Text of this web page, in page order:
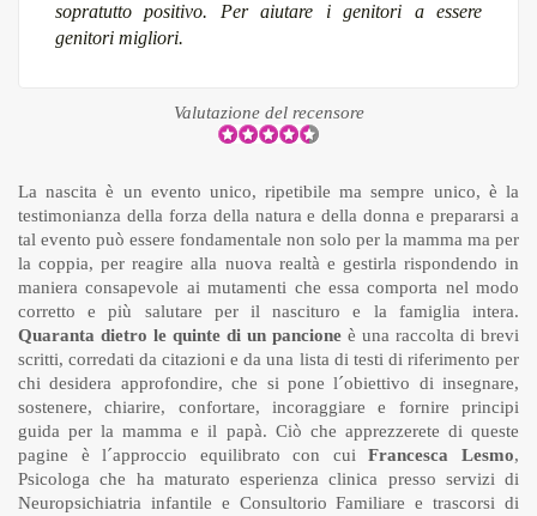
sopratutto positivo. Per aiutare i genitori a essere
genitori migliori.
Valutazione del recensore
La nascita è un evento unico, ripetibile ma sempre unico, è la
testimonianza della forza della natura e della donna e prepararsi a
tal evento può essere fondamentale non solo per la mamma ma per
la coppia, per reagire alla nuova realtà e gestirla rispondendo in
maniera consapevole ai mutamenti che essa comporta nel modo
corretto e più salutare per il nascituro e la famiglia intera.
Quaranta dietro le quinte di un pancione è una raccolta di brevi
scritti, corredati da citazioni e da una lista di testi di riferimento per
chi desidera approfondire, che si pone l´obiettivo di insegnare,
sostenere, chiarire, confortare, incoraggiare e fornire principi
guida per la mamma e il papà. Ciò che apprezzerete di queste
pagine è l´approccio equilibrato con cuiFrancesca Lesmo,
Psicologa che ha maturato esperienza clinica presso servizi di
Neuropsichiatria infantile e Consultorio Familiare e trascorsi di